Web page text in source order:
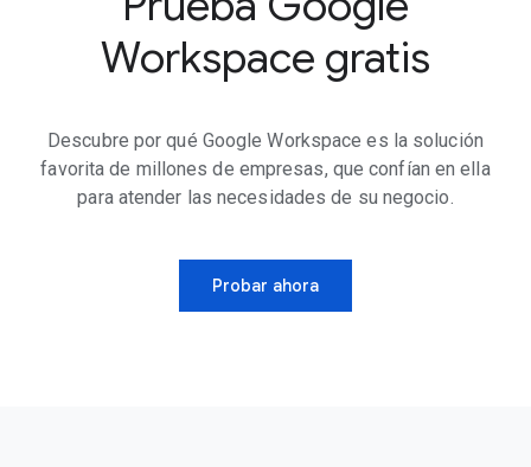
Workspace gratis
Descubre por qué Google Workspace es la solución
favorita de millones de empresas, que confían en ella
para atender las necesidades de su negocio.
Probar ahora